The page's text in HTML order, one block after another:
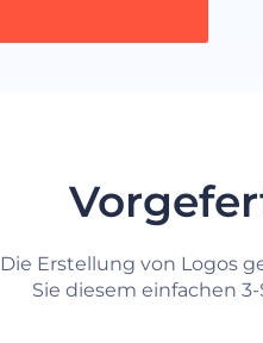
Die Erstellung von Logos
Sie diesem einfachen